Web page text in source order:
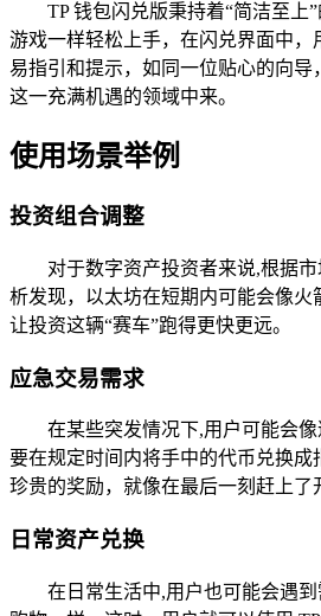
TP 钱包闪兑版秉持着“简洁至
游戏一样轻松上手，在闪兑界面中
易指引和提示，如同一位贴心的向
这一充满机遇的领域中来。
使用场景举例
投资组合调整
对于数字资产投资者来说,根据
析发现，以太坊在短期内可能会像火
让投资这辆“赛车”跑得更快更远。
应急交易需求
在某些突发情况下,用户可能会
要在规定时间内将手中的代币兑换
珍贵的奖励，就像在最后一刻赶上了
日常资产兑换
在日常生活中,用户也可能会遇